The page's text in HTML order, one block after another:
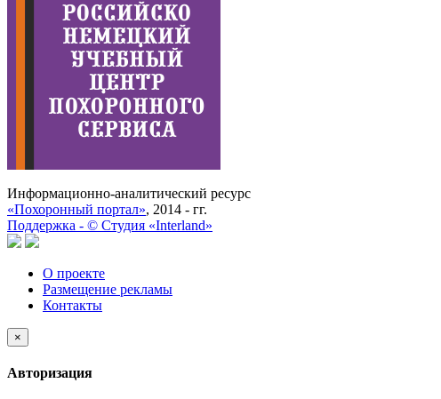
Информационно-аналитический ресурс
«Похоронный портал», 2014 - гг.
Поддержка - © Cтудия «Interland»
О проекте
Размещение рекламы
Контакты
×
Авторизация